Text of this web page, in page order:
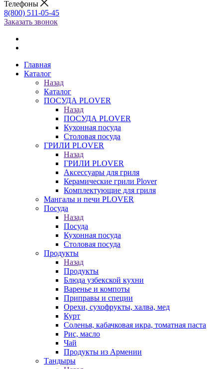
Телефоны
8(800) 511-05-45
Заказать звонок
Главная
Каталог
Назад
Каталог
ПОСУДА PLOVER
Назад
ПОСУДА PLOVER
Кухонная посуда
Столовая посуда
ГРИЛИ PLOVER
Назад
ГРИЛИ PLOVER
Аксессуары для гриля
Керамические грили Plover
Комплектующие для гриля
Мангалы и печи PLOVER
Посуда
Назад
Посуда
Кухонная посуда
Столовая посуда
Продукты
Назад
Продукты
Блюда узбекской кухни
Варенье и компоты
Приправы и специи
Орехи, сухофрукты, халва, мед
Курт
Соленья, кабачковая икра, томатная паста
Рис, масло
Чай
Продукты из Армении
Тандыры